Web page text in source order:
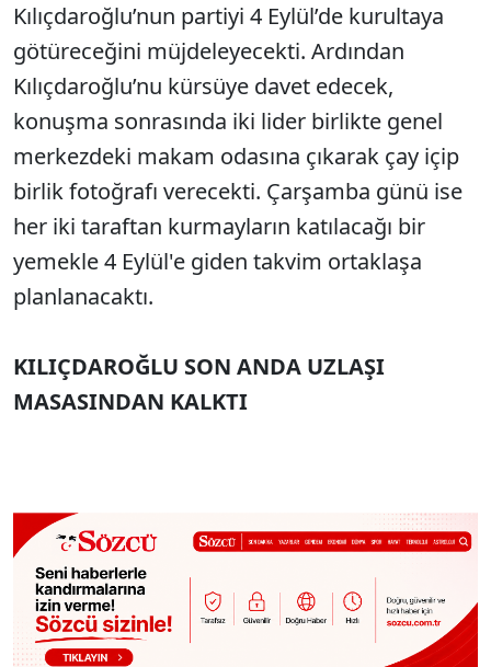
Kılıçdaroğlu’nun partiyi 4 Eylül’de kurultaya
götüreceğini müjdeleyecekti. Ardından
Kılıçdaroğlu’nu kürsüye davet edecek,
konuşma sonrasında iki lider birlikte genel
merkezdeki makam odasına çıkarak çay içip
birlik fotoğrafı verecekti. Çarşamba günü ise
her iki taraftan kurmayların katılacağı bir
yemekle 4 Eylül'e giden takvim ortaklaşa
planlanacaktı.
KILIÇDAROĞLU SON ANDA UZLAŞI
MASASINDAN KALKTI